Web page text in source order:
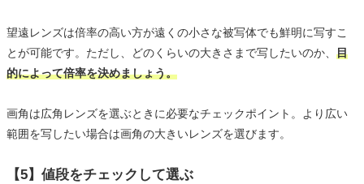
望遠レンズは倍率の高い方が遠くの小さな被写体でも鮮明に写すこ
とが可能です。ただし、どのくらいの大きさまで写したいのか、 目
的によって倍率を決めましょう。
画角は広角レンズを選ぶときに必要なチェックポイント。より広い
範囲を写したい場合は画角の大きいレンズを選びます。
【5】値段をチェックして選ぶ